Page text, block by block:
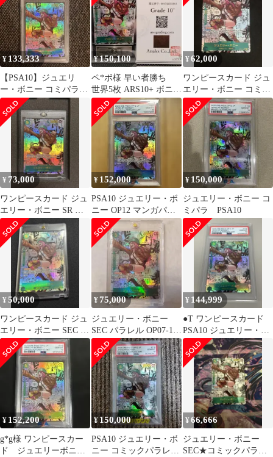
¥133,333
【PSA10】ジュエリ
ー・ボニー コミパラ
(OP12-118)
¥150,100
ペ*ボ様 早い者勝ち
世界5枚 ARS10+ ボニー
コミック パラレル OP1
¥62,000
ワンピースカード ジュ
エリー・ボニー コミパ
ラ
¥ 73,000
ワンピースカード ジュ
エリー・ボニー SR パ
ラレル コミパラ
¥ 152,000
PSA10 ジュエリー・ボ
ニー OP12 マンガパラ
レル
¥ 150,000
ジュエリー・ボニー コ
ミパラ PSA10
¥50,000
ワンピースカード ジュ
エリー・ボニー SEC コ
ミパラ OP12-118
¥ 75,000
ジュエリー・ボニー
SEC パラレル OP07-119
コミパラ初期傷あり
¥ 144,999
●T ワンピースカード
PSA10 ジュエリー・ボ
ニー コミパラ N5952
¥ 152,200
g*g様 ワンピースカー
ド ジュエリーボニー
¥ 150,000
PSA10 ジュエリー・ボ
ニー コミックパラレル
¥66,666
ジュエリー・ボニー
SEC★コミックパラレ